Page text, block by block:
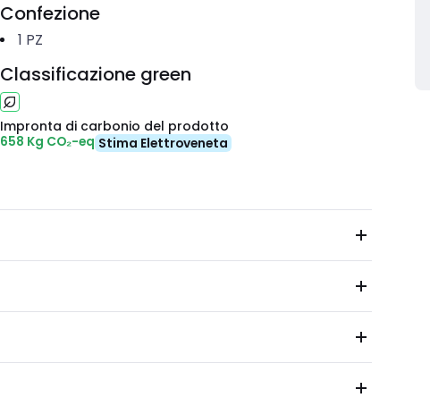
Confezione
1 PZ
Classificazione green
Impronta di carbonio del prodotto
658 Kg CO₂-eq Stima Elettroveneta